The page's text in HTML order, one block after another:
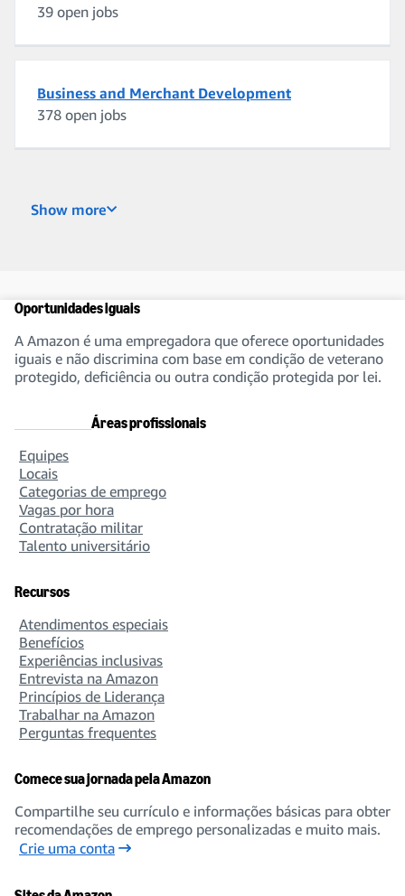
39 open jobs
Business and Merchant Development
378 open jobs
240 open jobs
Buying, Planning, and In-Stock Management
274 open jobs
189 open jobs
Data Science
158 open jobs
21 open jobs
Design
301 open jobs
Economics
27 open jobs
Show more
Oportunidades iguais
A Amazon é uma empregadora que oferece oportunidades
iguais e não discrimina com base em condição de veterano
protegido, deficiência ou outra condição protegida por lei.
Áreas profissionais
Equipes
Locais
Categorias de emprego
Vagas por hora
Contratação militar
Talento universitário
Recursos
Atendimentos especiais
Benefícios
Experiências inclusivas
Entrevista na Amazon
Princípios de Liderança
Trabalhar na Amazon
Perguntas frequentes
Comece sua jornada pela Amazon
Compartilhe seu currículo e informações básicas para obter
recomendações de emprego personalizadas e muito mais.
Crie uma conta